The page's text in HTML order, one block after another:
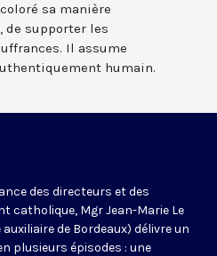
sa manière
de supporter les
Il assume
humain.
des directeurs et des
catholique, Mgr Jean-Marie Le
de Bordeaux) délivre un
plusieurs épisodes : une